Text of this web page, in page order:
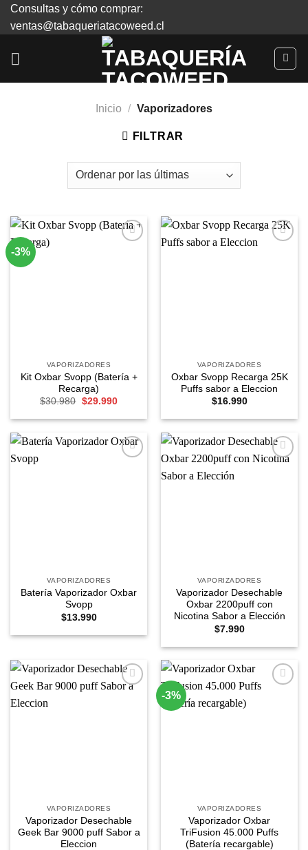
SkipConsultas y cómo comprar:
ventas@tabaqueriatacoweed.cl
Inicio / Vaporizadores
FILTRAR
-3%
VAPORIZADORES
Kit Oxbar Svopp (Batería +
Recarga)
$30.980 El
original
$30.980.
$29.990El
actual
$29.990.
VAPORIZADORES
Oxbar Svopp Recarga 25K
Puffs sabor a Eleccion
$16.990
VAPORIZADORES
Batería Vaporizador Oxbar
Svopp
$13.990
VAPORIZADORES
Vaporizador Desechable
Oxbar 2200puff con
Nicotina Sabor a Elección
$7.990
VAPORIZADORES
Vaporizador Desechable
Geek Bar 9000 puff Sabor a
Eleccion
-3%
VAPORIZADORES
Vaporizador Oxbar
TriFusion 45.000 Puffs
(Batería recargable)